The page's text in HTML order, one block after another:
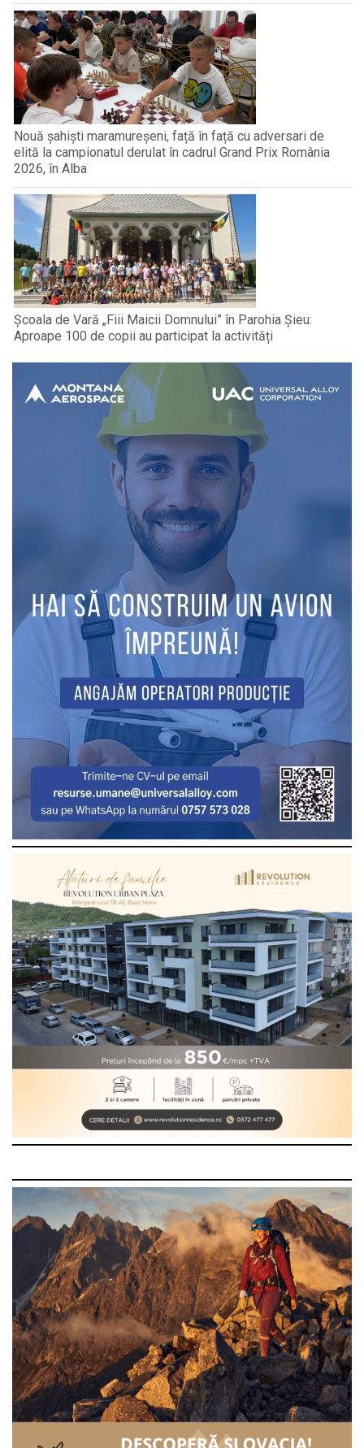
Nouă șahiști maramureșeni, față în față cu adversari de
elită la campionatul derulat în cadrul Grand Prix România
2026, în Alba
Școala de Vară „Fiii Maicii Domnului” în Parohia Șieu:
Aproape 100 de copii au participat la activități